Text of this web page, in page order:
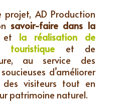
projet, AD Production
savoir-faire dans la
et la réalisation de
touristique et de
au service des
d’améliorer
des visiteurs tout en
patrimoine naturel.